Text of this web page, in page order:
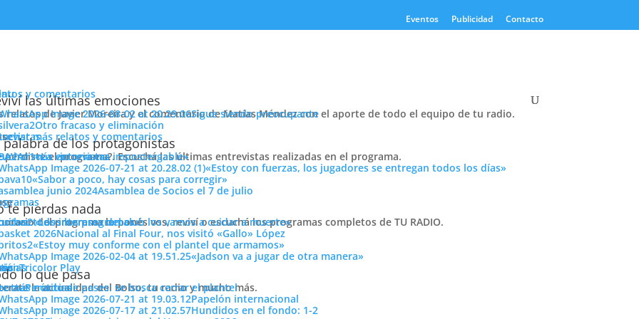
Eventos Publicidad Contacto
y comentarios
las últimas emociones
relatos de Javier Moreira y el comentario de Matías Méndez con el aporte de todo el equipo de tu radio.
Sigue siendo preocupante
Otro fracaso y eliminación
más relatos y comentarios
palabra de los protagonistas
perdiste el programa?. Escuchá las últimas entrevistas realizadas en el programa.
más entrevistas
«La victoria era impostergable»
«Estoy con fuerzas, los jugadores se entregan todos los días»
«Sabor a poco, hay cosas para corregir»
Asamblea de Socios el 7 de julio
te pierdas nada
del programa lo ponés vos, reviví o escuchá los programas completos de TU RADIO.
todos los programas
«Los intereses del club los vamos a cuidar a muerte»
Nacional al Final Four, nos visitó «Gallo» López
«Estoy muy conforme con el plantel que armamos»
«Jadson va a jugar de otra manera»
Play
lo que pasa
la actualidad del Bolso, tu radio y mucho más.
más noticias
Período de pases: se busca cerrar el plantel
Papelón internacional
Hundidos en el fondo: 1-2
el zapato izquierdo del chino x favor. Saludos!!
Tricolor
Tweets by PasionTricolor1